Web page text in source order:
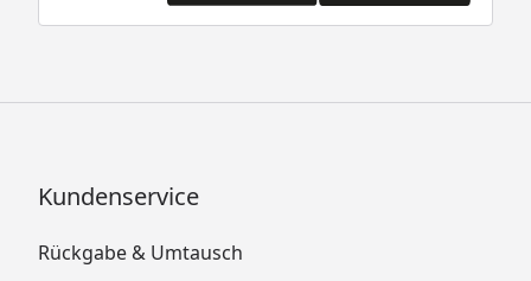
Kundenservice
Rückgabe & Umtausch